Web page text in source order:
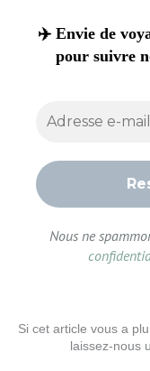
✈️ Envie de
pour suivre
Nous ne
Si cet article vous a
laissez-nous